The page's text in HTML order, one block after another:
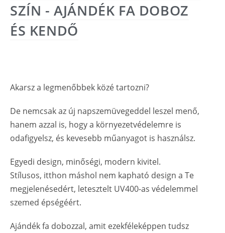
SZÍN - AJÁNDÉK FA DOBOZ
ÉS KENDŐ
Akarsz a legmenőbbek közé tartozni?
De nemcsak az új napszemüvegeddel leszel menő,
hanem azzal is, hogy a környezetvédelemre is
odafigyelsz, és kevesebb műanyagot is használsz.
Egyedi design, minőségi, modern kivitel.
Stílusos, itthon máshol nem kapható design a Te
megjelenésedért, letesztelt UV400-as védelemmel
szemed épségéért.
Ajándék fa dobozzal, amit ezekféleképpen tudsz